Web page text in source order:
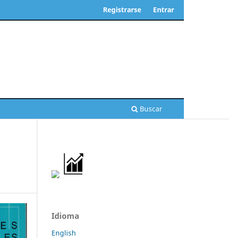
Buscar
Registrarse Entrar
Idioma
English